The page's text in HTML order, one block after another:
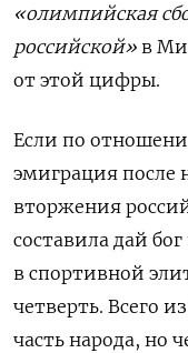
«олимпийская
российской» в
от этой цифры.
Если по
эмиграция после
вторжения
составила дай
в спортивной
четверть. Всего
часть народа, но